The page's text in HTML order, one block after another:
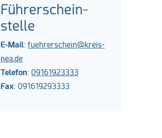
Führerschein-
stelle
E-Mail: fuehrerschein@kreis-
nea.de
Telefon: 09161923333
Fax: 091619293333